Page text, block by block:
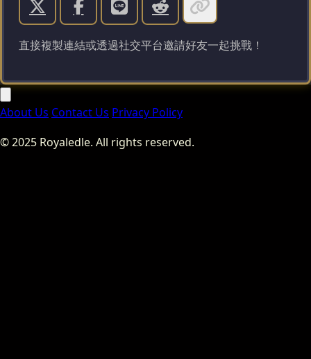
直接複製連結或透過社交平台邀請好友一起挑戰！
About Us Contact Us Privacy Policy
© 2025 Royaledle. All rights reserved.